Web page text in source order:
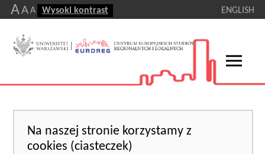
AA A Wysoki kontrast ENGLISH
Na naszej stronie korzystamy z
cookies (ciasteczek)